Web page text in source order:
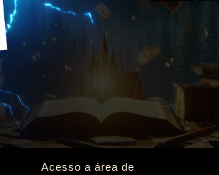
Acesso a área de